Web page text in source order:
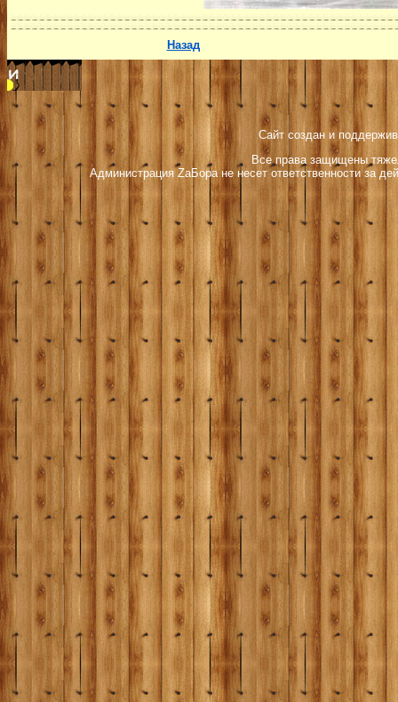
Назад
Сайт создан и
Все права защищены
Администрация ZаБора не несет ответственности за